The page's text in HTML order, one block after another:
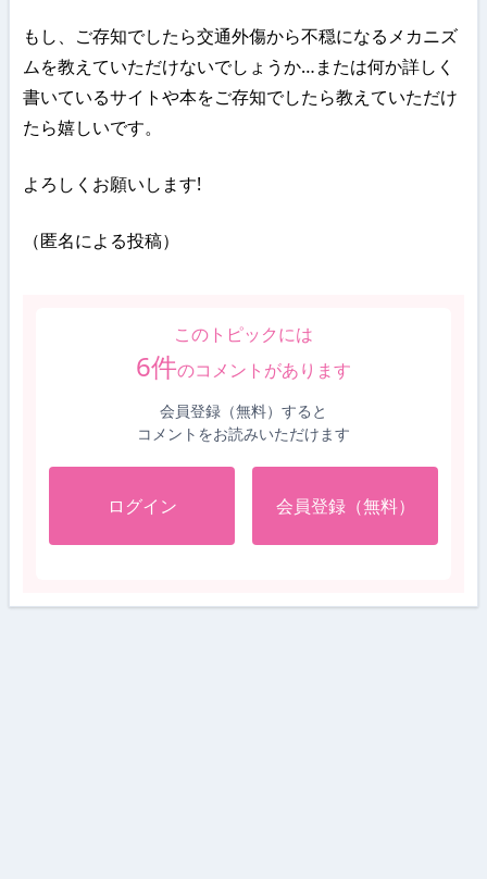
もし、ご存知でしたら交通外傷から不穏になるメカニズ
ムを教えていただけないでしょうか…または何か詳しく
書いているサイトや本をご存知でしたら教えていただけ
たら嬉しいです。
よろしくお願いします!
（匿名による投稿）
このトピックには
6件のコメントがあります
会員登録（無料）すると
コメントをお読みいただけます
ログイン 会員登録（無料）